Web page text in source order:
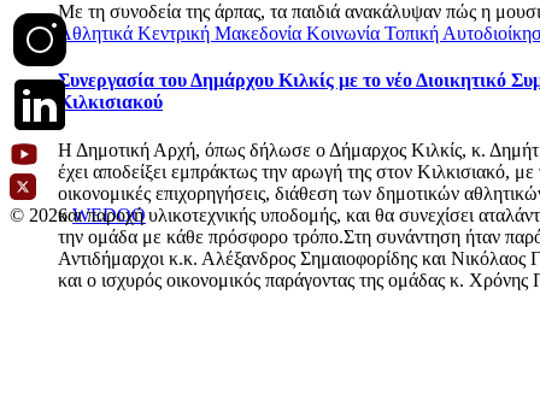
Με τη συνοδεία της άρπας, τα παιδιά ανακάλυψαν πώς η
Αθλητικά Κεντρική Μακεδονία Κοινωνία Τοπική
Συνεργασία του Δημάρχου Κιλκίς με το νέο Διοικητικό
Κιλκισιακού
Η Δημοτική Αρχή, όπως δήλωσε ο Δήμαρχος Κιλκίς, κ.
έχει αποδείξει εμπράκτως την αρωγή της στον Κιλκισιακό, με
οικονομικές επιχορηγήσεις, διάθεση των δημοτικών
και παροχή υλικοτεχνικής υποδομής, και θα συνεχίσει
την ομάδα με κάθε πρόσφορο τρόπο.Στη συνάντηση ήταν
Αντιδήμαρχοι κ.κ. Αλέξανδρος Σημαιοφορίδης και Νικόλαος
και ο ισχυρός οικονομικός παράγοντας της ομάδας κ. Χρόνης
© 2026WEDOO